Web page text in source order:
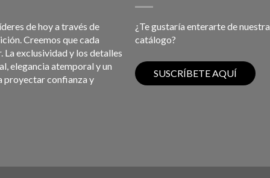
de hoy a través de
Creemos que cada
La exclusividad y los detalles
elegancia atemporal y un
proyectar confianza y
¿Te gustaría enterarte de
catálogo?